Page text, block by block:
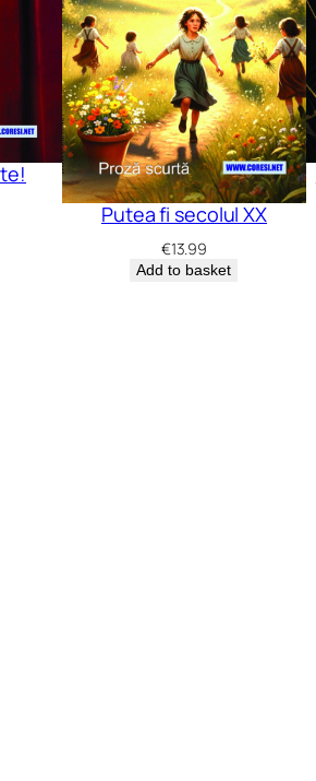
Putea fi secolul XX
€13.99
Add to basket